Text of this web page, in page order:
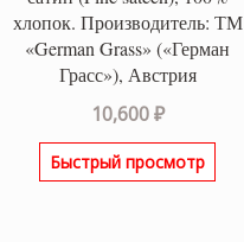
хлопок. Производитель: ТМ
«German Grass» («Герман
Грасс»), Австрия
10,600₽
Быстрый просмотр